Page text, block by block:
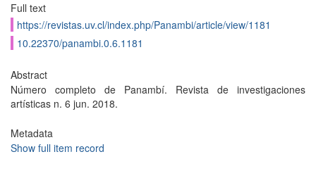
Full text
https://revistas.uv.cl/index.php/Panambi/article/view/1181
10.22370/panambi.0.6.1181
Abstract
Número completo de Panambí. Revista de investigaciones
artísticas n. 6 jun. 2018.
Metadata
Show full item record